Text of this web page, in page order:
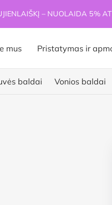
– NUOLAIDA 5%
mus Pristatymas ir
baldai Vonios baldai